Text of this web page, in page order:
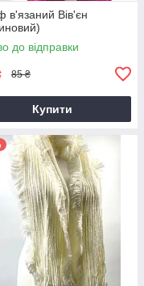
в'язаний Вів'єн
до відправки
85 ₴
Купити